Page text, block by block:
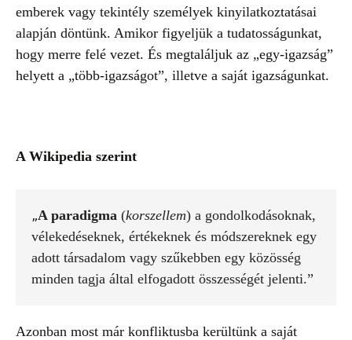
emberek vagy tekintély személyek kinyilatkoztatásai
alapján döntünk. Amikor figyeljük a tudatosságunkat,
hogy merre felé vezet. És megtaláljuk az „egy-igazság”
helyett a „több-igazságot”, illetve a saját igazságunkat.
A Wikipedia szerint
„A paradigma (korszellem) a gondolkodásoknak,
vélekedéseknek, értékeknek és módszereknek egy
adott társadalom vagy szűkebben egy közösség
minden tagja által elfogadott összességét jelenti.”
Azonban most már konfliktusba kerültünk a saját